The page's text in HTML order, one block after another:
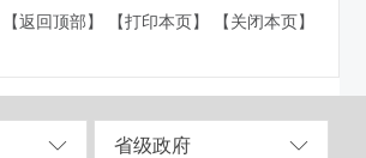
【返回顶部】
【打印本页】 【关闭本页】
省级政府